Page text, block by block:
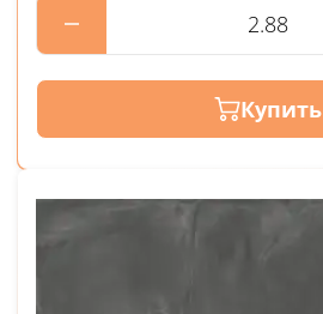
Купить